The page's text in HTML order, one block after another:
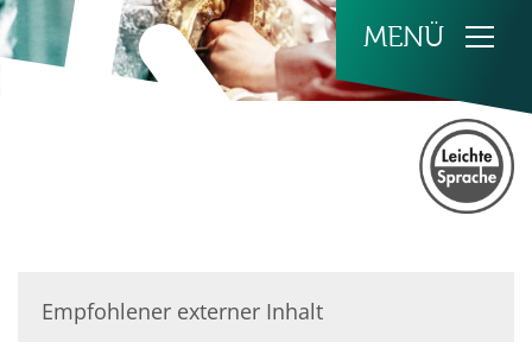
Zum Inhalt springen
Empfohlener externer Inhalt